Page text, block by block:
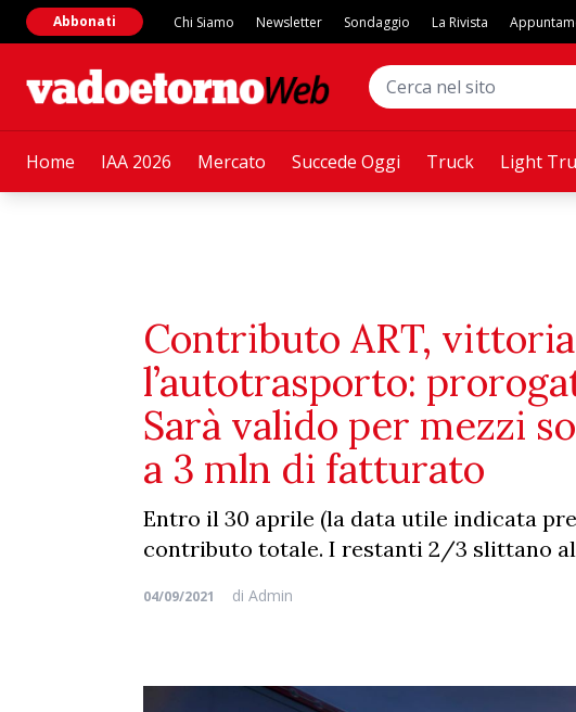
Home IAA 2026 Mercato Succede Oggi Truck Light
Abbonati Chi Siamo Newsletter Sondaggio La Rivista
Contributo ART,
l’autotrasporto:
Sarà valido per mezzi
a 3 mln di fatturato
Entro il 30 aprile (la data utile indicata
contributo totale. I restanti 2/3 slittano al
04/09/2021 di Admin